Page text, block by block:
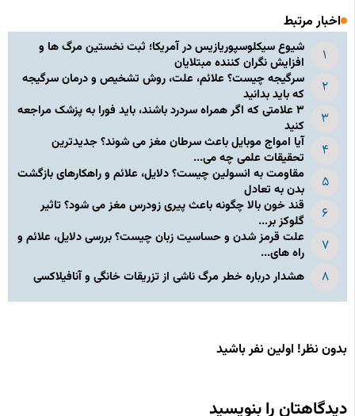
اخبار مرتبط
شیوع سیکلوسپوریازیس در آمریکا؛ ثبت نخستین مرگ ها و
افزایش نگران کننده مبتلایان
سرگیجه چیست؟ علائم، علت، روش تشخیص و درمان سرگیجه
که باید بدانید
۳ علامتی که اگر همراه سردرد باشند، باید فورا به پزشک مراجعه
کنید
آیا امواج موبایل باعث سرطان مغز می شوند؟ جدیدترین
تحقیقات علمی چه می...
مقاومت به انسولین چیست؟ دلایل، علائم و راهکارهای بازگشت
بدن به تعادل
قند خون بالا چگونه باعث پیری زودرس مغز می شود؟ تاثیر
گلوکز بر...
علت قرمز شدن و حساسیت زبان چیست؟ بررسی دلایل، علائم و
راه های...
هشدار درباره خطر مرگ ناشی از تزریقات خانگی و آنافیلاکسی
بدون نظر! اولین نفر باشید
دیدگاهتان را بنویسید